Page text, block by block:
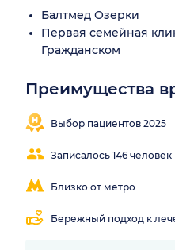
Балтмед Озерки
Первая семейная
Гражданском
Преимущества
Выбор пациентов 2025
Записалось 146 человек
Близко от метро
Бережный подход к
объяснения